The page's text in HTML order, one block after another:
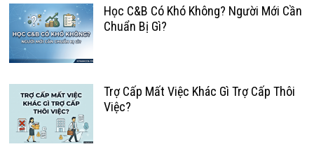
Học C&B Có Khó Không? Người Mới Cần
Chuẩn Bị Gì?
Trợ Cấp Mất Việc Khác Gì Trợ Cấp Thôi
Việc?